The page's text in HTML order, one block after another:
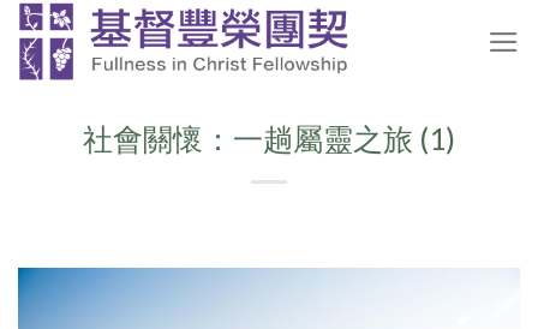
Skip
to
content
社會關懷：一趟屬靈之旅 (1)